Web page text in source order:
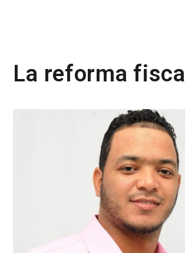
La reforma fiscal